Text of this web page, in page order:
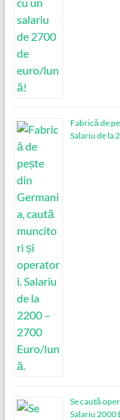
Fabrică de
Salariu de la
Se caută
Salariu 2000